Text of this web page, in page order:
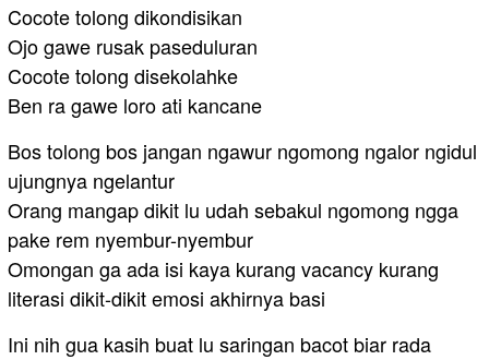
Cocote tolong dikondisikan
Ojo gawe rusak paseduluran
Cocote tolong disekolahke
Ben ra gawe loro ati kancane
Bos tolong bos jangan ngawur ngomong ngalor ngidul
ujungnya ngelantur
Orang mangap dikit lu udah sebakul ngomong ngga
pake rem nyembur-nyembur
Omongan ga ada isi kaya kurang vacancy kurang
literasi dikit-dikit emosi akhirnya basi
Ini nih gua kasih buat lu saringan bacot biar rada